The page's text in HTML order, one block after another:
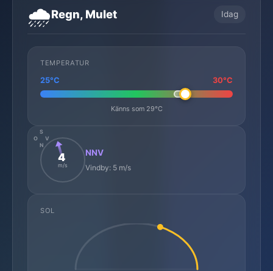
🌧️Regn, Mulet Idag
TEMPERATUR
25°C 30°C
Känns som 29°C
N
S
O
V
4
m/s
NNV
Vindby: 5 m/s
SOL